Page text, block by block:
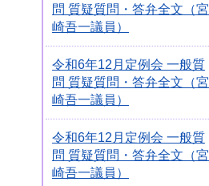
問 質疑質問・答弁全文（宮
崎吾一議員）
令和6年12月定例会 一般質
問 質疑質問・答弁全文（宮
崎吾一議員）
令和6年12月定例会 一般質
問 質疑質問・答弁全文（宮
崎吾一議員）